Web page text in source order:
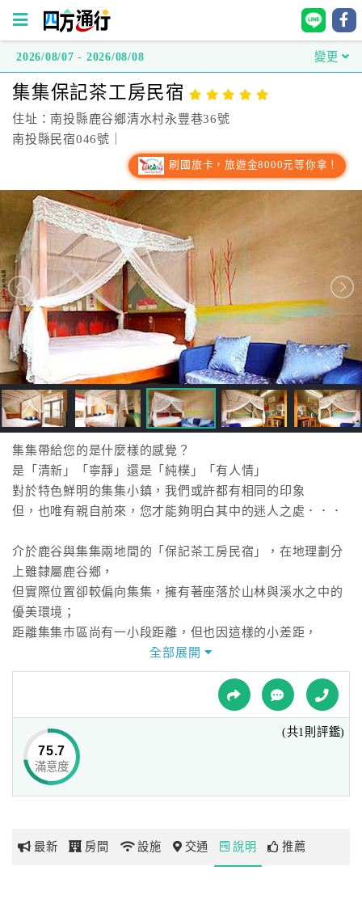
方
通
行
台
灣
訂
房
直
接
跟
飯
店
訂
房
HOT
色
民
宿
球
網
玩
2026/08/07 - 2026/08/08 變更
集集保記茶工房民宿
住址：南投縣鹿谷鄉清水村永豐巷36號
南投縣民宿046號｜
刷國旅卡，旅遊金8000元等你拿！
集集帶給您的是什麼樣的感覺？
是「清新」「寧靜」還是「純樸」「有人情」
對於特色鮮明的集集小鎮，我們或許都有相同的印象
但，也唯有親自前來，您才能夠明白其中的迷人之處．．．
介於鹿谷與集集兩地間的「保記茶工房民宿」，在地理劃分
上雖隸屬鹿谷鄉，
但實際位置卻較偏向集集，擁有著座落於山林與溪水之中的
優美環境；
距離集集市區尚有一小段距離，但也因這樣的小差距，
才得以呈現這般的寧靜閒逸，雖然小離了熱鬧地區，
但您卻也能在「保記茶工房民宿」玩出不同樂趣。
「保記茶工房民宿」為了能強調出所在位置的優勢，
利用佔著地理環境之便，民宿主人還特別精心規劃了一番，
打造出宛如花園般卻又充滿鄉村風情的民宿面貌。
「保記茶工房民宿」僅提供雙人之房型，房間數雖不多，
但您卻可從房間的設計想法中，看見有別於當地民宿的不同
的主題彩繪，
全部展開
75.7
滿意度
(共1則評鑑)
最新 房間 設施 交通 說明 推薦